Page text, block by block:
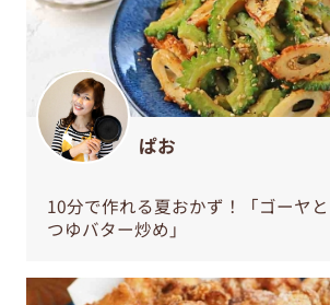
ぱお
10分で作れる夏おかず！「ゴーヤ
つゆバター炒め」